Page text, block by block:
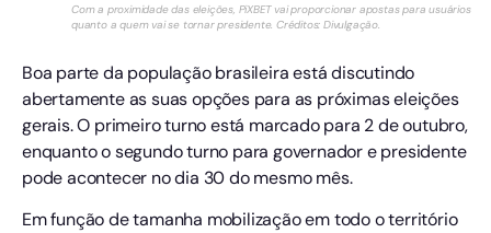
Com a proximidade das eleições, PiXBET vai proporcionar apostas para usuários
quanto a quem vai se tornar presidente. Créditos: Divulgação.
Boa parte da população brasileira está discutindo
abertamente as suas opções para as próximas eleições
gerais. O primeiro turno está marcado para 2 de outubro,
enquanto o segundo turno para governador e presidente
pode acontecer no dia 30 do mesmo mês.
Em função de tamanha mobilização em todo o território